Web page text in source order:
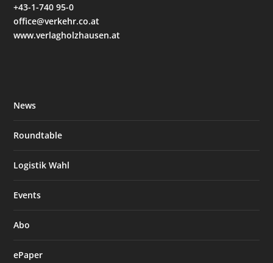
+43-1-740 95-0
office@verkehr.co.at
www.verlagholzhausen.at
News
Roundtable
Logistik Wahl
Events
Abo
ePaper